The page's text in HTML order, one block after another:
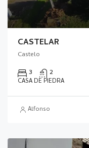
CASTELAR
Castelo
3 2
CASA DE PIEDRA
Alfonso